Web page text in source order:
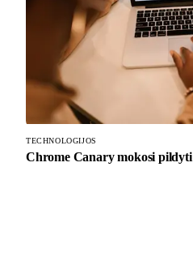
TECHNOLOGIJOS
Chrome Canary mokosi